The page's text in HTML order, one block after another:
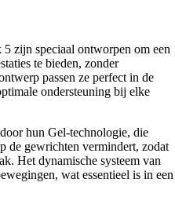
zijn speciaal ontworpen om een
te bieden, zonder
passen ze perfect in de
ondersteuning bij elke
hun Gel-technologie, die
de gewrichten vermindert, zodat
Het dynamische systeem van
wat essentieel is in een